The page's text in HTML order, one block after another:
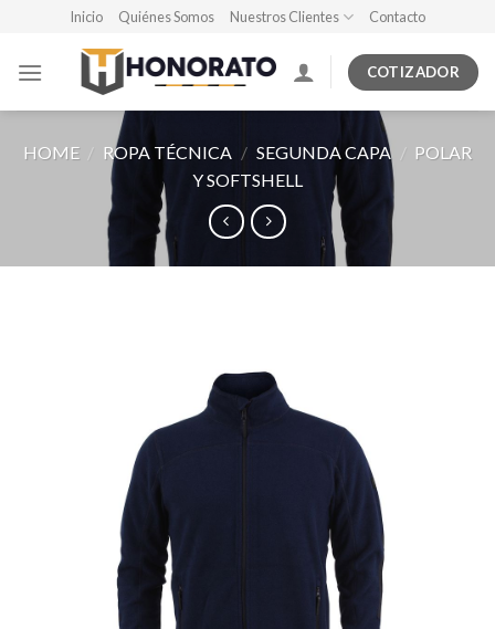
content
Inicio Quiénes Somos Nuestros Clientes Contacto
COTIZADOR
HOME / ROPA TÉCNICA / SEGUNDA CAPA / POLAR
Y SOFTSHELL